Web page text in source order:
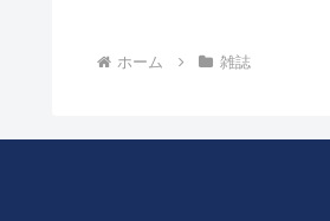
ホーム 雑誌